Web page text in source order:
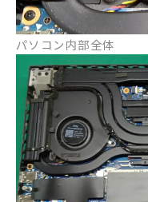
パソコン内部全体